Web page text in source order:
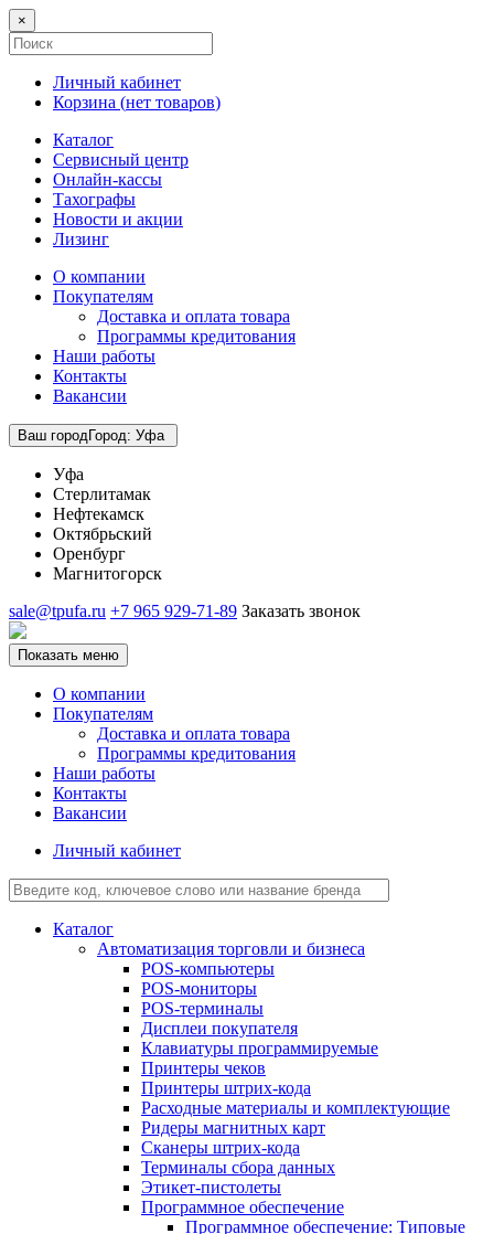
×
Личный кабинет
Корзина (нет товаров)
Каталог
Сервисный центр
Онлайн-кассы
Тахографы
Новости и акции
Лизинг
О компании
Покупателям
Доставка и оплата товара
Программы кредитования
Наши работы
Контакты
Вакансии
Ваш городГород: Уфа
Уфа
Стерлитамак
Нефтекамск
Октябрьский
Оренбург
Магнитогорск
sale@tpufa.ru +7 965 929-71-89 Заказать звонок
Показать меню
О компании
Покупателям
Доставка и оплата товара
Программы кредитования
Наши работы
Контакты
Вакансии
Личный кабинет
Каталог
Автоматизация торговли и бизнеса
POS-компьютеры
POS-мониторы
POS-терминалы
Дисплеи покупателя
Клавиатуры программируемые
Принтеры чеков
Принтеры штрих-кода
Расходные материалы и комплектующие
Ридеры магнитных карт
Сканеры штрих-кода
Терминалы сбора данных
Этикет-пистолеты
Программное обеспечение
Программное обеспечение: Типовые